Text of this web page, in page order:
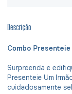
Descrição
Combo Presenteie
Surpreenda e
Presenteie Um
cuidadosamente